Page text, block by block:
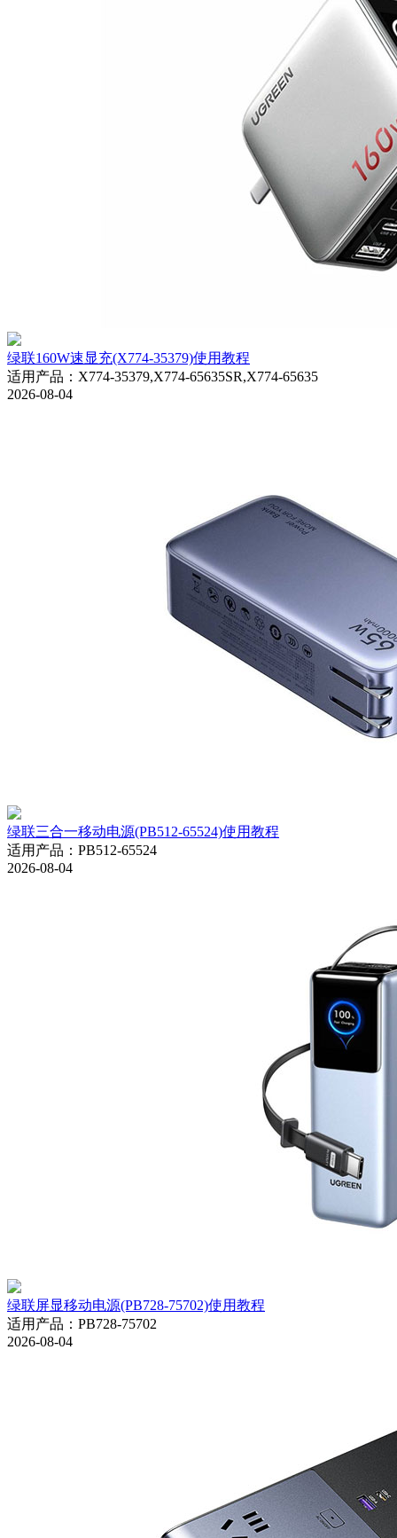
绿联160W速显充(X774-35379)使用教程
适用产品 ： X774-35379,X774-65635SR,X774-65635
2026-08-04
绿联三合一移动电源(PB512-65524)使用教程
适用产品 ： PB512-65524
2026-08-04
绿联屏显移动电源(PB728-75702)使用教程
适用产品 ： PB728-75702
2026-08-04